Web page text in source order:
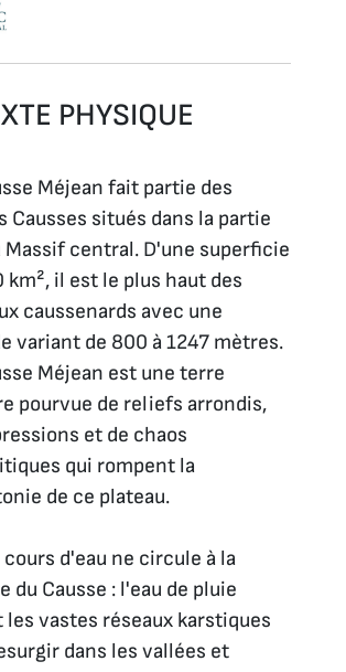
PHYSIQUE
Méjean fait partie des
Causses situés dans la partie
Massif central. D'une superficie
km², il est le plus haut des
caussenards avec une
variant de 800 à 1247 mètres.
Méjean est une terre
pourvue de reliefs arrondis,
et de chaos
qui rompent la
de ce plateau.
d'eau ne circule à la
du Causse : l'eau de pluie
vastes réseaux karstiques
dans les vallées et